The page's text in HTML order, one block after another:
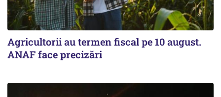
Agricultorii au termen fiscal pe 10 august.
ANAF face precizări